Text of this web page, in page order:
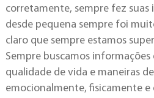
corretamente, sempre fez suas
desde pequena sempre foi
claro que sempre estamos
Sempre buscamos
qualidade de vida e maneiras
emocionalmente, fisicamente